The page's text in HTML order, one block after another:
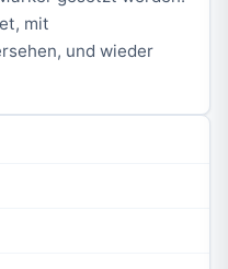
mit
und wieder